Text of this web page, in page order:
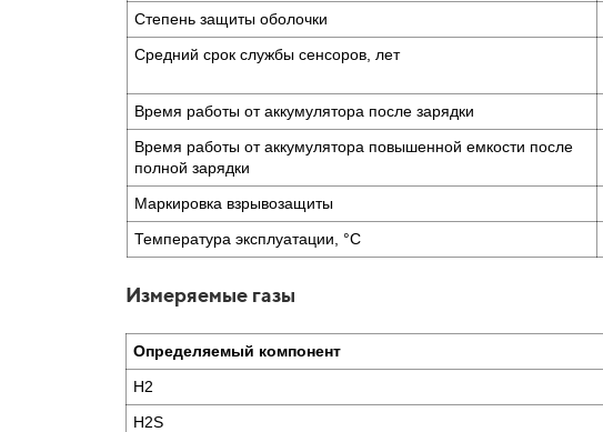
Степень защиты оболочки
Средний срок службы сенсоров, лет
Время работы от аккумулятора после зарядки
Время работы от аккумулятора повышенной емкости после
полной зарядки
Маркировка взрывозащиты
Температура эксплуатации, °С
Измеряемые газы
Определяемый компонент
H2
H2S